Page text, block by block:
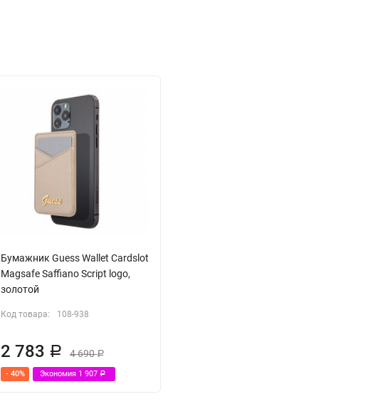
Бумажник Guess Wallet Cardslot
Magsafe Saffiano Script logo,
золотой
Код товара: 108-938
2 783 Р 4 690Р
- 40% Экономия 1 907Р